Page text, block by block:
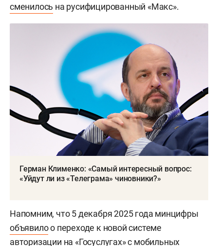
сменилось на русифицированный «Макс».
Герман Клименко: «Самый интересный вопрос:
«Уйдут ли из «Телеграма» чиновники?»
Напомним, что 5 декабря 2025 года минцифры
объявилоо переходе к новой системе
авторизации на «Госуслугах» с мобильных